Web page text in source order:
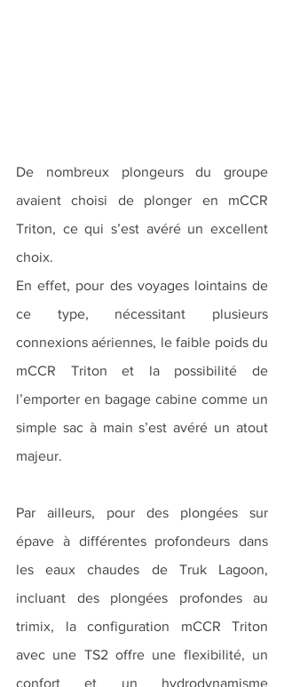
De nombreux plongeurs du groupe
avaient choisi de plonger en mCCR
Triton, ce qui s’est avéré un excellent
choix.
En effet, pour des voyages lointains de
ce type, nécessitant plusieurs
connexions aériennes, le faible poids du
mCCR Triton et la possibilité de
l’emporter en bagage cabine comme un
simple sac à main s’est avéré un atout
majeur.
Par ailleurs, pour des plongées sur
épave à différentes profondeurs dans
les eaux chaudes de Truk Lagoon,
incluant des plongées profondes au
trimix, la configuration mCCR Triton
avec une TS2 offre une flexibilité, un
confort et un hydrodynamisme